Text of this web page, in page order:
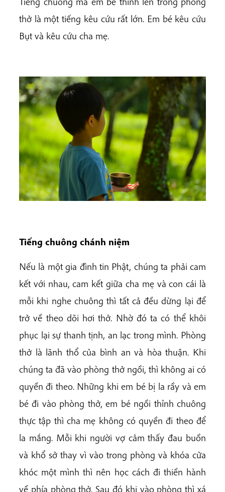
thở là một tiếng kêu cứu rất lớn. Em bé kêu cứu
Bụt và kêu cứu cha mẹ.
Tiếng chuông chánh niệm
Nếu là một gia đình tin Phật, chúng ta phải cam
kết với nhau, cam kết giữa cha mẹ và con cái là
mỗi khi nghe chuông thì tất cả đều dừng lại để
trở về theo dõi hơi thở. Nhờ đó ta có thể khôi
phục lại sự thanh tịnh, an lạc trong mình. Phòng
thở là lãnh thổ của bình an và hòa thuận. Khi
chúng ta đã vào phòng thở ngồi, thì không ai có
quyền đi theo. Những khi em bé bị la rầy và em
bé đi vào phòng thở, em bé ngồi thỉnh chuông
thực tập thì cha mẹ không có quyền đi theo để
la mắng. Mỗi khi người vợ cảm thấy đau buồn
và khổ sở thay vì vào trong phòng và khóa cửa
khóc một mình thì nên học cách đi thiền hành
về phía phòng thở. Sau đó khi vào phòng thì xá